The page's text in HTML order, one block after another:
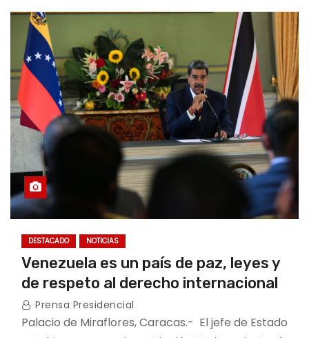
DESTACADO NOTICIAS
Venezuela es un país de paz, leyes y
de respeto al derecho internacional
Prensa Presidencial
Palacio de Miraflores, Caracas.- El jefe de Estado